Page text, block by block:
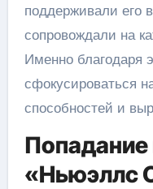
поддерживали его
сопровождали на
Именно благодаря
сфокусироваться
способностей и
«Ньюэллс